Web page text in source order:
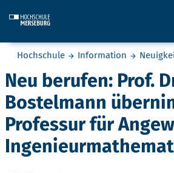
Sie befinden sich hier:
Hochschule Information
Neu berufen: Prof.
Bostelmann
Professur für